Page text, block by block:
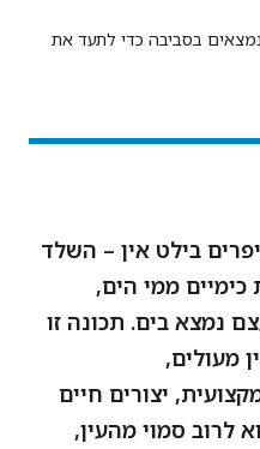
בסביבה כדי לתעד את
בילט אין – השלד
ממי הים,
נמצא בים. תכונה זו
מעולים,
יצורים חיים
לרוב סמוי מהעין,